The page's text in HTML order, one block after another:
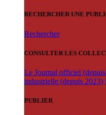
RECHERCHER UNE
Rechercher
CONSULTER LES
Le Journal officiel
industrielle (depuis 2023)
PUBLIER